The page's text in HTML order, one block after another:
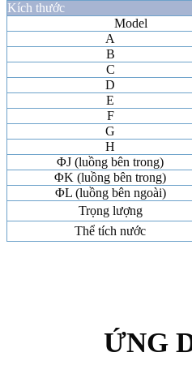
Kích thước
Model
A
B
C
D
E
F
G
H
ΦJ (luồng bên trong)
ΦK (luồng bên trong)
ΦL (luồng bên ngoài)
Trọng lượng
Thể tích nước
ỨNG